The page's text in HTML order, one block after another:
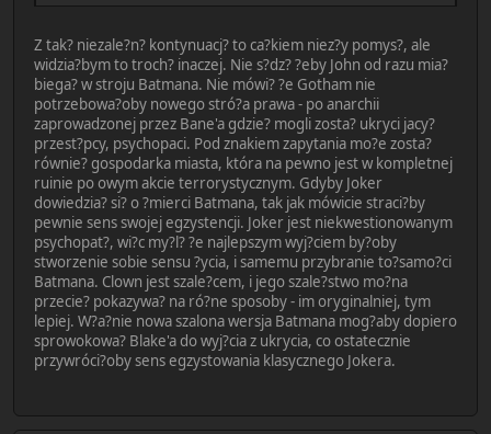
Z tak? niezale?n? kontynuacj? to ca?kiem niez?y pomys?, ale
widzia?bym to troch? inaczej. Nie s?dz? ?eby John od razu mia?
biega? w stroju Batmana. Nie mówi? ?e Gotham nie
potrzebowa?oby nowego stró?a prawa - po anarchii
zaprowadzonej przez Bane'a gdzie? mogli zosta? ukryci jacy?
przest?pcy, psychopaci. Pod znakiem zapytania mo?e zosta?
równie? gospodarka miasta, która na pewno jest w kompletnej
ruinie po owym akcie terrorystycznym. Gdyby Joker
dowiedzia? si? o ?mierci Batmana, tak jak mówicie straci?by
pewnie sens swojej egzystencji. Joker jest niekwestionowanym
psychopat?, wi?c my?l? ?e najlepszym wyj?ciem by?oby
stworzenie sobie sensu ?ycia, i samemu przybranie to?samo?ci
Batmana. Clown jest szale?cem, i jego szale?stwo mo?na
przecie? pokazywa? na ró?ne sposoby - im oryginalniej, tym
lepiej. W?a?nie nowa szalona wersja Batmana mog?aby dopiero
sprowokowa? Blake'a do wyj?cia z ukrycia, co ostatecznie
przywróci?oby sens egzystowania klasycznego Jokera.